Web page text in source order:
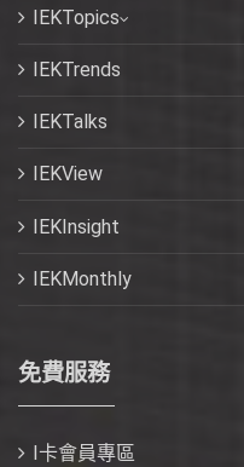
IEKTopics
IEKTrends
IEKTalks
IEKView
IEKInsight
IEKMonthly
免費服務
I卡會員專區